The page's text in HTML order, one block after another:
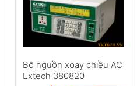
Bộ nguồn xoay chiều AC
Extech 380820